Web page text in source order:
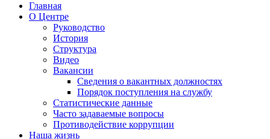
Главная
О Центре
Руководство
История
Структура
Видео
Вакансии
Сведения о вакантных должностях
Порядок поступления на службу
Статистические данные
Часто задаваемые вопросы
Противодействие коррупции
Наша жизнь